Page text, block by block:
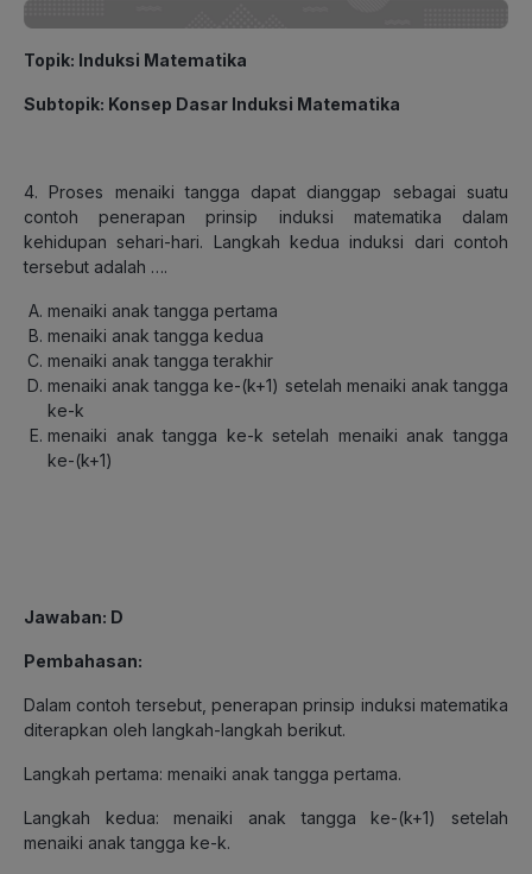
Topik: Induksi Matematika
Subtopik: Konsep Dasar Induksi Matematika
4. Proses menaiki tangga dapat dianggap sebagai suatu
contoh penerapan prinsip induksi matematika dalam
kehidupan sehari-hari. Langkah kedua induksi dari contoh
tersebut adalah ….
menaiki anak tangga pertama
menaiki anak tangga kedua
menaiki anak tangga terakhir
menaiki anak tangga ke-(k+1) setelah menaiki anak tangga
ke-k
menaiki anak tangga ke-k setelah menaiki anak tangga
ke-(k+1)
Jawaban: D
Pembahasan:
Dalam contoh tersebut, penerapan prinsip induksi matematika
diterapkan oleh langkah-langkah berikut.
Langkah pertama: menaiki anak tangga pertama.
Langkah kedua: menaiki anak tangga ke-(k+1) setelah
menaiki anak tangga ke-k.